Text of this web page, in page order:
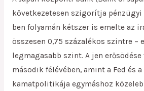
következetesen szigorítja
ben folyamán kétszer is emelte az
összesen 0,75 százalékos szintre –
legmagasabb szint. A jen erősödése
második félévében, amint a Fed és a
kamatpolitikája egymáshoz